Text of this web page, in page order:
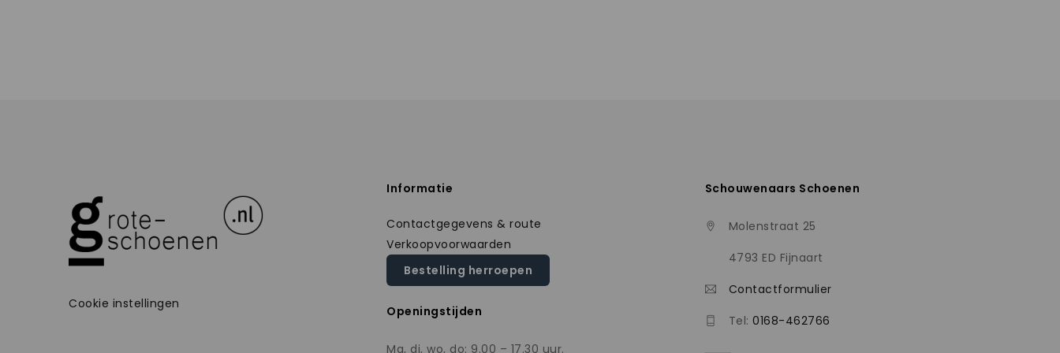
Cookie instellingen
Informatie
Contactgegevens & route
Verkoopvoorwaarden
Bestelling herroepen
Openingstijden
Ma, di, wo, do: 9.00 – 17.30 uur.
Schouwenaars Schoenen
Molenstraat 25
4793 ED Fijnaart
Contactformulier
Tel:0168-462766